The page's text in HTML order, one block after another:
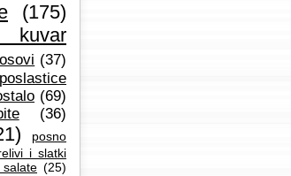
(175)
kuvar
(37)
(69)
(36)
posno
i slatki
(25)